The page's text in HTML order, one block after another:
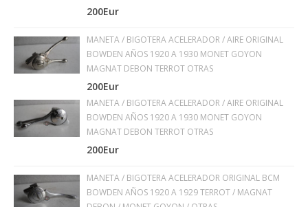
200Eur
MANETA / BIGOTERA ACELERADOR / AIRE ORIGINAL
BOWDEN AÑOS 1920 A 1930 MONET GOYON
MAGNAT DEBON TERROT OTRAS
200Eur
MANETA / BIGOTERA ACELERADOR / AIRE ORIGINAL
BOWDEN AÑOS 1920 A 1930 MONET GOYON
MAGNAT DEBON TERROT OTRAS
200Eur
MANETA / BIGOTERA ACELERADOR ORIGINAL BCM
BOWDEN AÑOS 1920 A 1929 TERROT / MAGNAT